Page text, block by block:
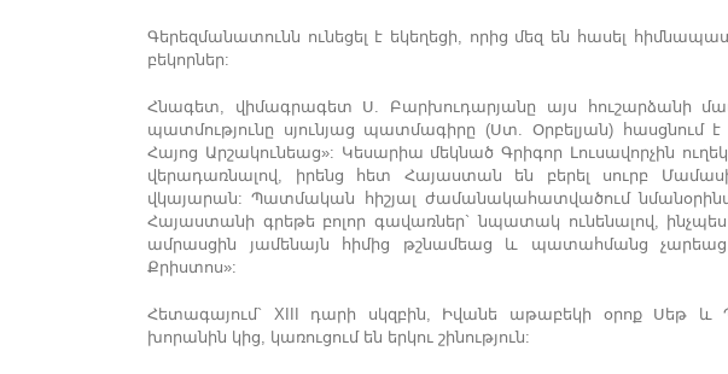
Գերեզմանատունն ունեցել է եկեղեցի, որից մեզ են հասել
բեկորներ:
Հնագետ, վիմագրագետ Ս. Բարխուդարյանը այս հուշարձանի
պատմությունը սյունյաց պատմագիրը (Ստ. Օրբելյան) հասցնում
Հայոց Արշակունեաց»: Կեսարիա մեկնած Գրիգոր Լուսավորչին
վերադառնալով, իրենց հետ Հայաստան են բերել սուրբ
վկայարան: Պատմական հիշյալ ժամանակահատվածում
Հայաստանի գրեթե բոլոր գավառներ` նպատակ ունենալով,
ամրասցին յամենայն հիմից թշնամեաց և պատահմանց
Քրիստոս»:
Հետագայում` XIII դարի սկզբին, Իվանե աթաբեկի օրոք Սեթ և
խորանին կից, կառուցում են երկու շինություն: